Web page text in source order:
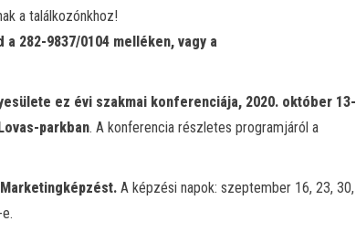
a találkozónkhoz!
282-9837/0104 melléken, vagy a
ez évi szakmai konferenciája, 2020. október 13-
parkban. A konferencia részletes programjáról a
A képzési napok: szeptember 16, 23, 30,